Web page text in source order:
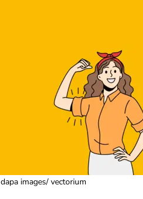
dapa images/ vectorium